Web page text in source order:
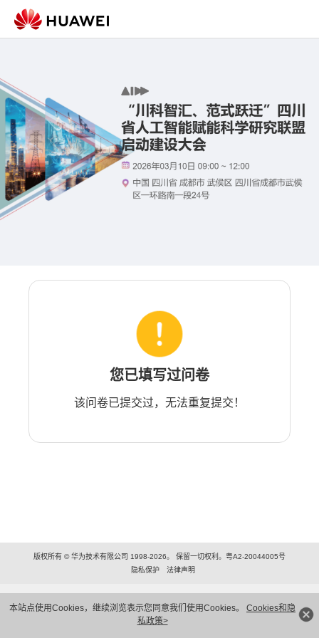
本站点使用Cookies，继续浏览表示您同意我们使用Cookies。 Cookies和隐
私政策>
您已填写过问卷
该问卷已提交过，无法重复提交！
版权所有 © 华为技术有限公司 1998-2026。 保留一切权利。粤A2-20044005号
隐私保护
法律声明